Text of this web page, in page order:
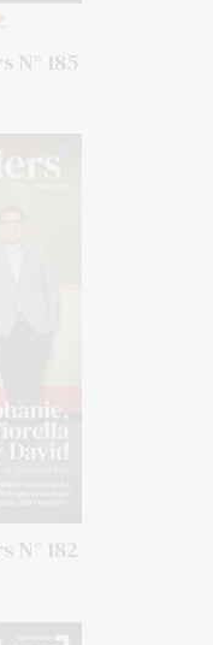
N° 185
N° 182